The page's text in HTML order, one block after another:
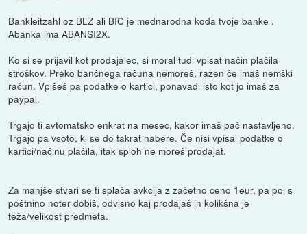
Bankleitzahl oz BLZ ali BIC je mednarodna koda tvoje banke .
Abanka ima ABANSI2X.
Ko si se prijavil kot prodajalec, si moral tudi vpisat način plačila
stroškov. Preko bančnega računa nemoreš, razen če imaš nemški
račun. Vpišeš pa podatke o kartici, ponavadi isto kot jo imaš za
paypal.
Trgajo ti avtomatsko enkrat na mesec, kakor imaš pač nastavljeno.
Trgajo pa vsoto, ki se do takrat nabere. Če nisi vpisal podatke o
kartici/načinu plačila, itak sploh ne moreš prodajat.
Za manjše stvari se ti splača avkcija z začetno ceno 1eur, pa pol s
poštnino noter dobiš, odvisno kaj prodajaš in kolikšna je
teža/velikost predmeta.